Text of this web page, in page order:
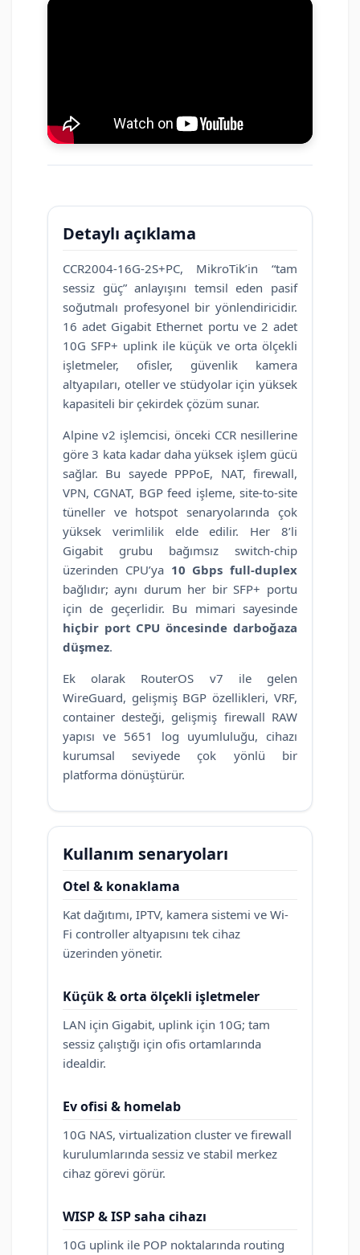
Detaylı açıklama
CCR2004-16G-2S+PC, MikroTik’in “tam
sessiz güç” anlayışını temsil eden pasif
soğutmalı profesyonel bir yönlendiricidir.
16 adet Gigabit Ethernet portu ve 2 adet
10G SFP+ uplink ile küçük ve orta ölçekli
işletmeler, ofisler, güvenlik kamera
altyapıları, oteller ve stüdyolar için yüksek
kapasiteli bir çekirdek çözüm sunar.
Alpine v2 işlemcisi, önceki CCR nesillerine
göre 3 kata kadar daha yüksek işlem gücü
sağlar. Bu sayede PPPoE, NAT, firewall,
VPN, CGNAT, BGP feed işleme, site-to-site
tüneller ve hotspot senaryolarında çok
yüksek verimlilik elde edilir. Her 8’li
Gigabit grubu bağımsız switch-chip
üzerinden CPU’ya 10 Gbps full-duplex
bağlıdır; aynı durum her bir SFP+ portu
için de geçerlidir. Bu mimari sayesinde
hiçbir port CPU öncesinde darboğaza
düşmez.
Ek olarak RouterOS v7 ile gelen
WireGuard, gelişmiş BGP özellikleri, VRF,
container desteği, gelişmiş firewall RAW
yapısı ve 5651 log uyumluluğu, cihazı
kurumsal seviyede çok yönlü bir
platforma dönüştürür.
Kullanım senaryoları
Otel & konaklama
Kat dağıtımı, IPTV, kamera sistemi ve Wi-
Fi controller altyapısını tek cihaz
üzerinden yönetir.
Küçük & orta ölçekli işletmeler
LAN için Gigabit, uplink için 10G; tam
sessiz çalıştığı için ofis ortamlarında
idealdir.
Ev ofisi & homelab
10G NAS, virtualization cluster ve firewall
kurulumlarında sessiz ve stabil merkez
cihaz görevi görür.
WISP & ISP saha cihazı
10G uplink ile POP noktalarında routing